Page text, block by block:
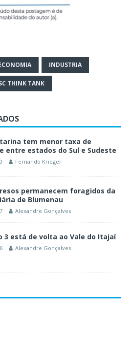
INDUSTRIA
THINK TANK
tem menor taxa de
entre estados do Sul e Sudeste
Fernando Krieger
permanecem foragidos da
de Blumenau
Alexandre Gonçalves
3 está de volta ao Vale do Itajaí
Alexandre Gonçalves